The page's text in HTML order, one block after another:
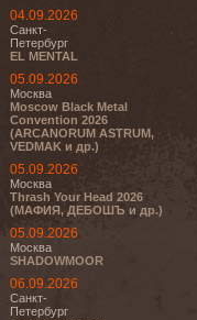
04.09.2026
Санкт-
Петербург
EL MENTAL
05.09.2026
Москва
Moscow Black Metal
Convention 2026
(ARCANORUM ASTRUM,
VEDMAK и др.)
05.09.2026
Москва
Thrash Your Head 2026
(МАФИЯ, ДЕБОШЪ и др.)
05.09.2026
Москва
SHADOWMOOR
06.09.2026
Санкт-
Петербург